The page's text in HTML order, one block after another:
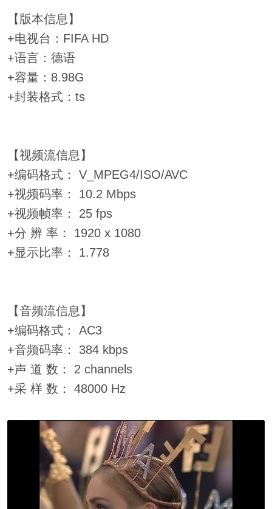
【版本信息】
+电视台：FIFA HD
+语言：德语
+容量：8.98G
+封装格式：ts
【视频流信息】
+编码格式： V_MPEG4/ISO/AVC
+视频码率： 10.2 Mbps
+视频帧率： 25 fps
+分 辨 率： 1920 x 1080
+显示比率： 1.778
【音频流信息】
+编码格式： AC3
+音频码率： 384 kbps
+声 道 数： 2 channels
+采 样 数： 48000 Hz